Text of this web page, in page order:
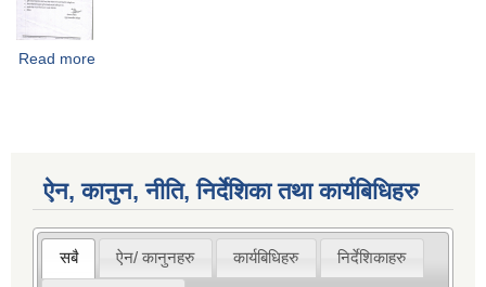
Read more
ऐन, कानुन, नीति, निर्देशिका तथा कार्यबिधिहरु
सबै ऐन/ कानुनहरु कार्यबिधिहरु निर्देशिकाहरु